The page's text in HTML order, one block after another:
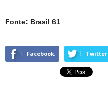
Fonte: Brasil 61
Facebook Twitter